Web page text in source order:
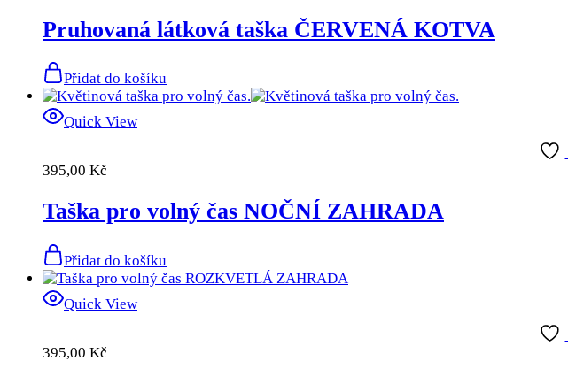
Pruhovaná látková taška ČERVENÁ KOTVA
Přidat do košíku
Quick View
395,00 Kč
Taška pro volný čas NOČNÍ ZAHRADA
Přidat do košíku
Quick View
395,00 Kč